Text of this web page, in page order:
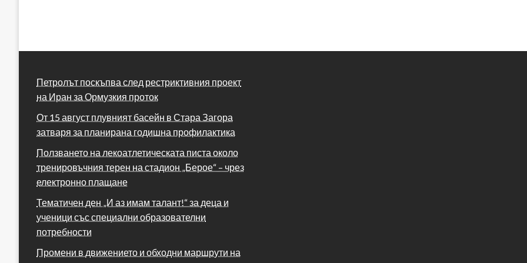
Петролът поскъпва след рестриктивния проект
на Иран за Ормузкия проток
От 15 август плувният басейн в Стара Загора
затваря за планирана годишна профилактика
Ползването на лекоатлетическата писта около
тренировъчния терен на стадион „Берое“ – чрез
електронно плащане
Тематичен ден „И аз имам талант!“ за деца и
ученици със специални образователни
потребности
Промени в движението и обходни маршрути на